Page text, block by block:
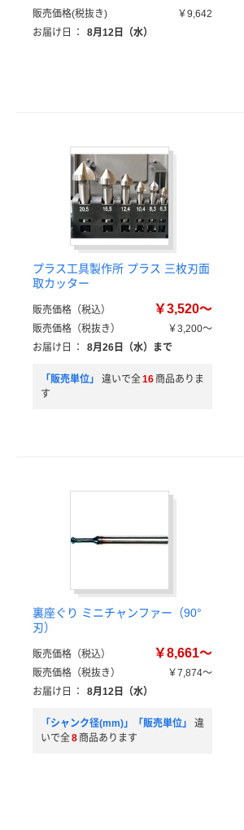
販売価格(税抜き)
￥9,642
お届け日
： 8月12日（水）
プラス工具製作所 プラス 三枚刃面
取カッター
販売価格（税込） ￥3,520～
販売価格（税抜き）
￥3,200～
お届け日
： 8月26日（水）まで
「販売単位」 違いで全16 商品ありま
す
裏座ぐり ミニチャンファー（90°
刃）
販売価格（税込） ￥8,661～
販売価格（税抜き）
￥7,874～
お届け日
： 8月12日（水）
「シャンク径(mm)」「販売単位」
違
いで全8 商品あります